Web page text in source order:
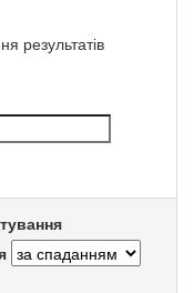
результатів